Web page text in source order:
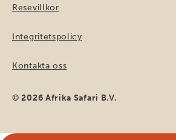
Resevillkor
Integritetspolicy
Kontakta oss
© 2026 Afrika Safari B.V.